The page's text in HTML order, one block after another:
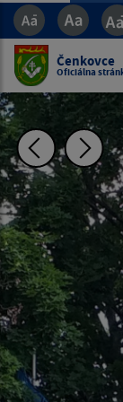
Čenkovce
Oficiálna